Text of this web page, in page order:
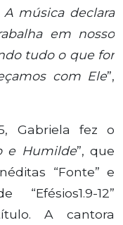
música declara
em nosso
tudo o que for
com Ele”,
Gabriela fez o
e Humilde”, que
“Fonte” e
12”
A cantora